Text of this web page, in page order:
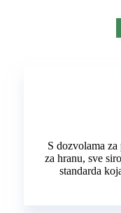
S dozvolama
za hranu, sve
standarda